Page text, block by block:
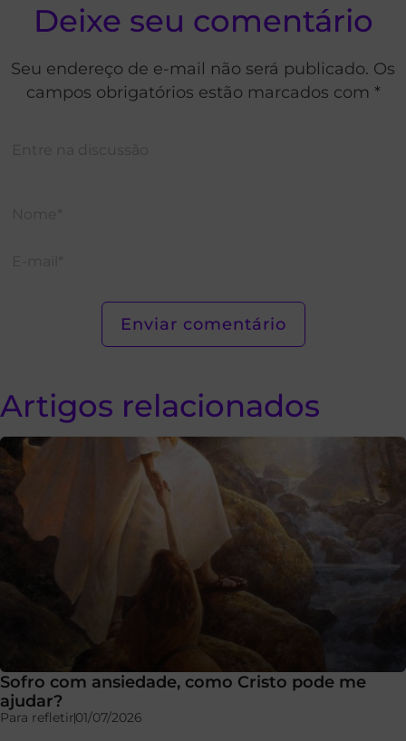
Deixe seu comentário
Seu endereço de e-mail não será publicado. Os
campos obrigatórios estão marcados com *
Artigos relacionados
Sofro com ansiedade, como Cristo pode me
ajudar?
Para refletir01/07/2026